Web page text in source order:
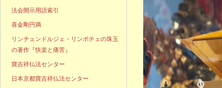
法会開示用語索引
喜金剛円満
リンチェンドルジェ・リンポチェの珠玉
の著作『快楽と痛苦』
寶吉祥仏法センター
日本京都寶吉祥仏法センター